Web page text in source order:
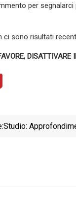
per
ci sono risultati
DISATTIVARE
Studio: